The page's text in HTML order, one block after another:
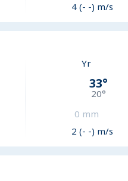
4 (- -) m/s
Yr
33°
20°
0 mm
2 (- -) m/s